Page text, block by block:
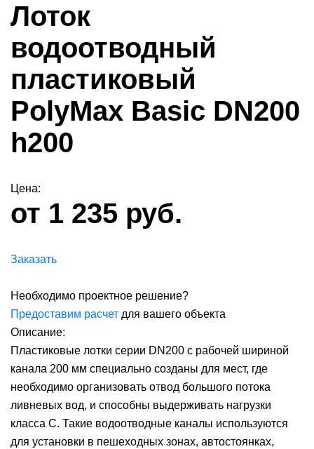
Лоток
водоотводный
пластиковый
PolyMax Basic DN200
h200
Цена:
от 1 235 руб.
Заказать
Необходимо проектное решение?
Предоставим расчет для вашего объекта
Описание:
Пластиковые лотки серии DN200 с рабочей шириной
канала 200 мм специально созданы для мест, где
необходимо организовать отвод большого потока
ливневых вод, и способны выдерживать нагрузки
класса C. Такие водоотводные каналы используются
для установки в пешеходных зонах, автостоянках,